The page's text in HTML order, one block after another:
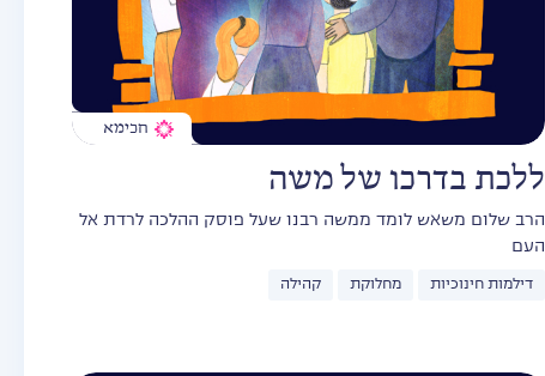
חכימא
ללכת בדרכו של משה
הרב שלום משאש לומד ממשה רבנו שעל פוסק ההלכה לרדת אל
העם
דילמות חינוכיות מחלוקת קהילה